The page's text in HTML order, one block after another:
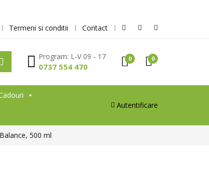
Termeni si conditii Contact
Program: L-V 09 - 17
0737 554 470
0 0
Autentificare
500 ml